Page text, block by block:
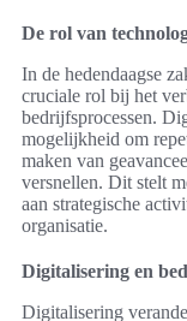
De rol van
In de hedendaagse
cruciale rol bij het
bedrijfsprocessen.
mogelijkheid om
maken van
versnellen. Dit stelt
aan strategische
organisatie.
Digitalisering en
Digitalisering